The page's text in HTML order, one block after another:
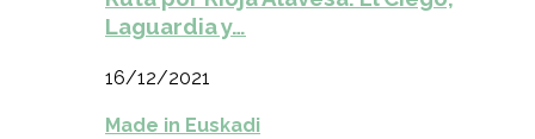
Laguardia y…
16/12/2021
Made in Euskadi